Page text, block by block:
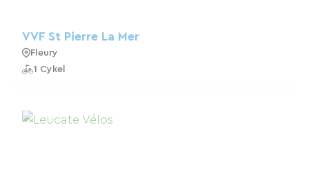
VVF St Pierre La Mer
Fleury
1 Cykel